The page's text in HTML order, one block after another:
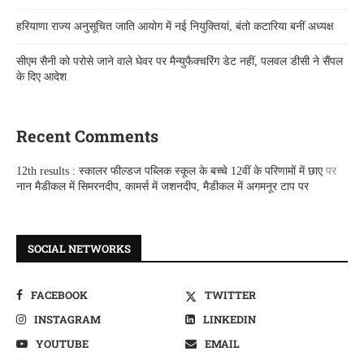
हरियाणा राज्य अनुसूचित जाति आयोग में नई नियुक्तियां, बंतो कटारिया बनीं अध्यक्ष
सीएम सैनी को परोसे जाने वाले घेवर पर मैन्युफैक्चरिंग डेट नहीं, पलवल डीसी ने सैंपल
के दिए आदेश
Recent Comments
12th results : स्कालर फील्डज पब्लिक स्कूल के बच्चे 12वीं के परिणामों में छाएपर
नान मैडीकल में सिमरनदीप, कामर्स में जशनदीप, मैडीकल में अगमनूर टाप पर
SOCIAL NETWORKS
FACEBOOK
TWITTER
INSTAGRAM
LINKEDIN
YOUTUBE
EMAIL